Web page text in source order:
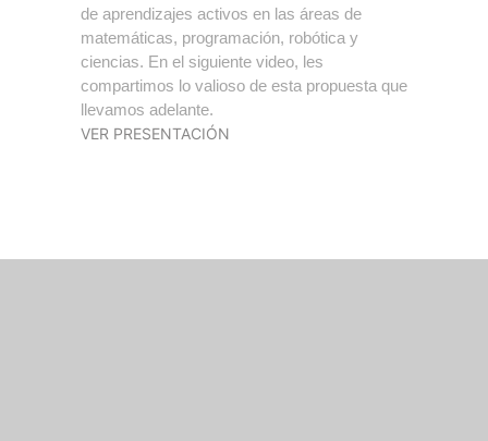
de aprendizajes activos en las áreas de
matemáticas, programación, robótica y
ciencias. En el siguiente video, les
compartimos lo valioso de esta propuesta que
llevamos adelante.
VER PRESENTACIÓN